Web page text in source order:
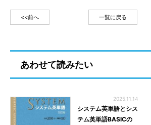
<<前へ 一覧に戻る
あわせて読みたい
2025.11.14
システム英単語とシス
テム英単語BASICの